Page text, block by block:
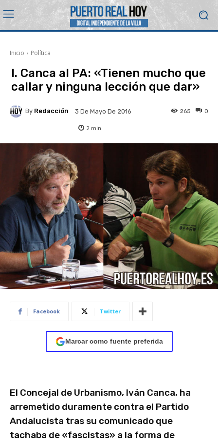
Inicio Política
I. Canca al PA: «Tienen mucho que
callar y ninguna lección que dar»
By Redacción 3 De Mayo De 2016 0
265
2 min.
Facebook Twitter
Marcar como fuente preferida
El Concejal de Urbanismo, Iván Canca, ha
arremetido duramente contra el Partido
Andalucista tras su comunicado que
tachaba de «fascistas» a la forma de